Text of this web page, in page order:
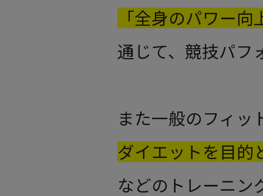
「全身のパワー
通じて、競技パフ
また一般のフィッ
ダイエットを目的
などのトレーニン